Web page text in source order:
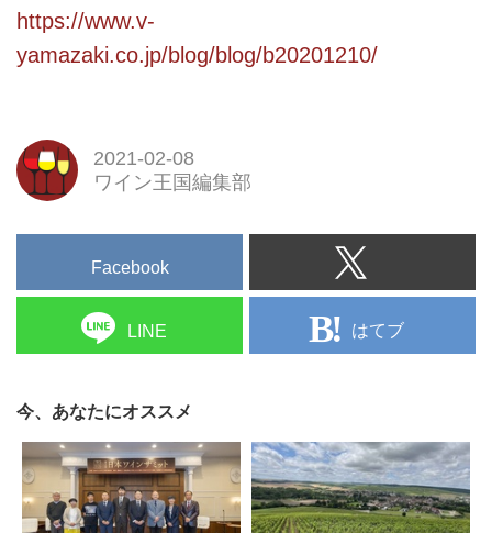
https://www.v-
yamazaki.co.jp/blog/blog/b20201210/
2021-02-08
ワイン王国編集部
Facebook
LINE はてブ
今、あなたにオススメ